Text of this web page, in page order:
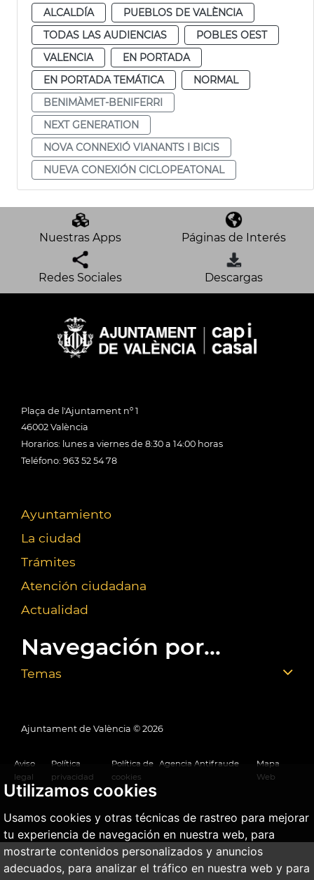
Utilizamos cookies
Usamos cookies y otras técnicas de rastreo para mejorar
tu experiencia de navegación en nuestra web, para
mostrarte contenidos personalizados y anuncios
adecuados, para analizar el tráfico en nuestra web y para
ALCALDÍA
PUEBLOS DE VALÈNCIA
TODAS LAS AUDIENCIAS
POBLES OEST
VALENCIA
EN PORTADA
EN PORTADA TEMÁTICA
NORMAL
BENIMÀMET-BENIFERRI
NEXT GENERATION
NOVA CONNEXIÓ VIANANTS I BICIS
NUEVA CONEXIÓN CICLOPEATONAL
Nuestras Apps Páginas de Interés
Redes Sociales Descargas
Plaça de l'Ajuntament nº 1
46002 València
Horarios: lunes a viernes de 8:30 a 14:00 horas
Teléfono: 963 52 54 78
Ayuntamiento
La ciudad
Trámites
Atención ciudadana
Actualidad
Navegación por...
Temas
Ajuntament de València © 2026
Aviso
legal
Política
privacidad
Política de
cookies
Agencia Antifraude
Mapa
Web